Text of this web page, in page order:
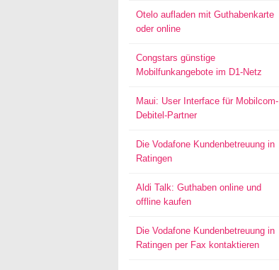
Otelo aufladen mit Guthabenkarte
oder online
Congstars günstige
Mobilfunkangebote im D1-Netz
Maui: User Interface für Mobilcom-
Debitel-Partner
Die Vodafone Kundenbetreuung in
Ratingen
Aldi Talk: Guthaben online und
offline kaufen
Die Vodafone Kundenbetreuung in
Ratingen per Fax kontaktieren